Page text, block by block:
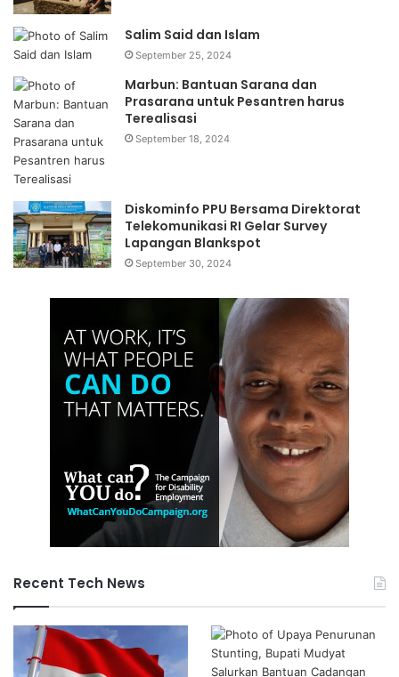
Salim Said dan Islam
September 25, 2024
Marbun: Bantuan Sarana dan
Prasarana untuk Pesantren harus
Terealisasi
September 18, 2024
Diskominfo PPU Bersama Direktorat
Telekomunikasi RI Gelar Survey
Lapangan Blankspot
September 30, 2024
Recent Tech News